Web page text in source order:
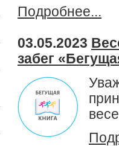
Подробнее...
03.05.2023
забег